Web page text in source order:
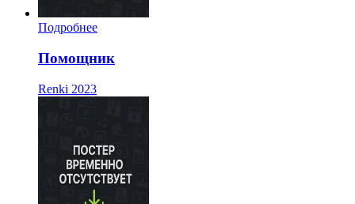
Подробнее
Помощник
Renki 2023